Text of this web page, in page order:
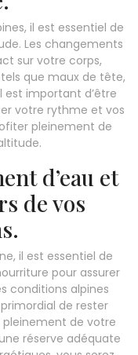
il est essentiel de
Les changements
sur votre corps,
que maux de tête,
important d’être
votre rythme et vos
pleinement de
d’eau et
de vos
il est essentiel de
pour assurer
conditions alpines
de rester
de votre
réserve adéquate